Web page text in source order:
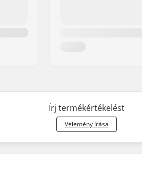
Írj termékértékelést
Vélemény írása